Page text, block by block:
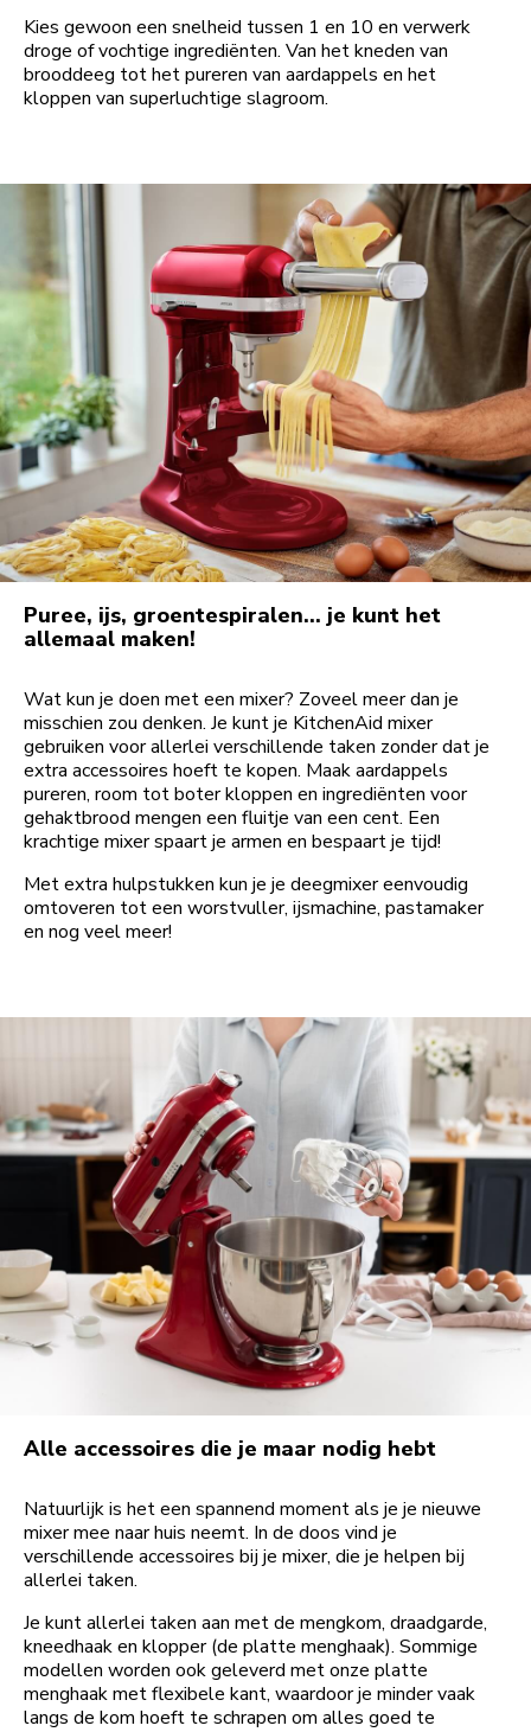
Kies gewoon een snelheid tussen 1 en 10 en verwerk
droge of vochtige ingrediënten. Van het kneden van
brooddeeg tot het pureren van aardappels en het
kloppen van superluchtige slagroom.
Puree, ijs, groentespiralen... je kunt het
allemaal maken!
Wat kun je doen met een mixer? Zoveel meer dan je
misschien zou denken. Je kunt je KitchenAid mixer
gebruiken voor allerlei verschillende taken zonder dat je
extra accessoires hoeft te kopen. Maak aardappels
pureren, room tot boter kloppen en ingrediënten voor
gehaktbrood mengen een fluitje van een cent. Een
krachtige mixer spaart je armen en bespaart je tijd!
Met extra hulpstukken kun je je deegmixer eenvoudig
omtoveren tot een worstvuller, ijsmachine, pastamaker
en nog veel meer!
Alle accessoires die je maar nodig hebt
Natuurlijk is het een spannend moment als je je nieuwe
mixer mee naar huis neemt. In de doos vind je
verschillende accessoires bij je mixer, die je helpen bij
allerlei taken.
Je kunt allerlei taken aan met de mengkom, draadgarde,
kneedhaak en klopper (de platte menghaak). Sommige
modellen worden ook geleverd met onze platte
menghaak met flexibele kant, waardoor je minder vaak
langs de kom hoeft te schrapen om alles goed te